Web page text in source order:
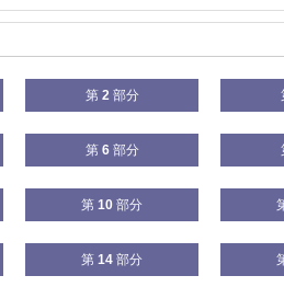
第 2部分
第 6部分
第 10 部分
第 14 部分